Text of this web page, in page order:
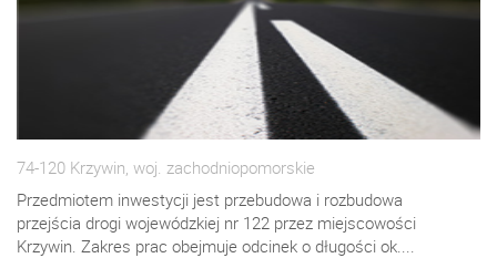
74-120 Krzywin, woj. zachodniopomorskie
Przedmiotem inwestycji jest przebudowa i rozbudowa
przejścia drogi wojewódzkiej nr 122 przez miejscowości
Krzywin. Zakres prac obejmuje odcinek o długości ok....